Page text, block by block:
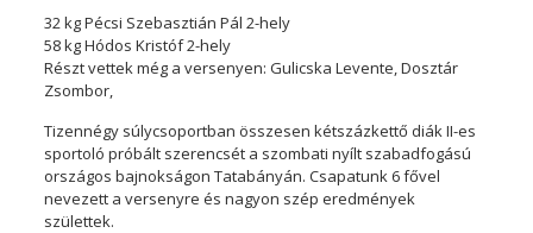
32 kg Pécsi Szebasztián Pál 2-hely
58 kg Hódos Kristóf 2-hely
Részt vettek még a versenyen: Gulicska Levente, Dosztár
Zsombor,
Tizennégy súlycsoportban összesen kétszázkettő diák II-es
sportoló próbált szerencsét a szombati nyílt szabadfogású
országos bajnokságon Tatabányán. Csapatunk 6 fővel
nevezett a versenyre és nagyon szép eredmények
születtek.